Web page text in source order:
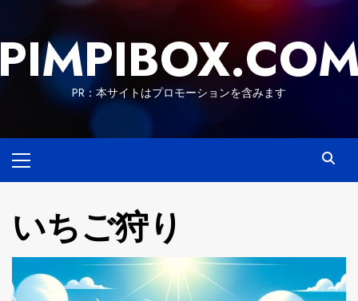
content
PR：本サイトはプロモーションを含みます
Menu
いちご狩り